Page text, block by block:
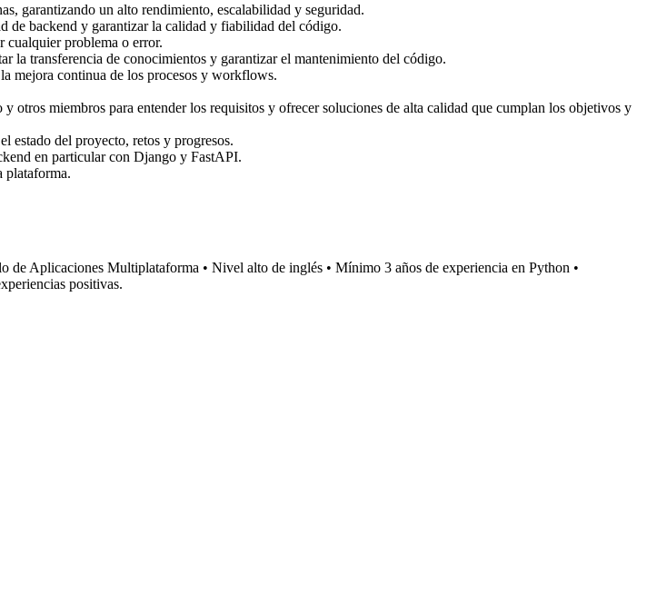
garantizando un alto rendimiento, escalabilidad y seguridad.
de backend y garantizar la calidad y fiabilidad del código.
cualquier problema o error.
la transferencia de conocimientos y garantizar el mantenimiento del código.
mejora continua de los procesos y workflows.
otros miembros para entender los requisitos y ofrecer soluciones de alta calidad que cumplan los objetivos y
estado del proyecto, retos y progresos.
en particular con Django y FastAPI.
plataforma.
Aplicaciones Multiplataforma • Nivel alto de inglés • Mínimo 3 años de experiencia en Python •
positivas.